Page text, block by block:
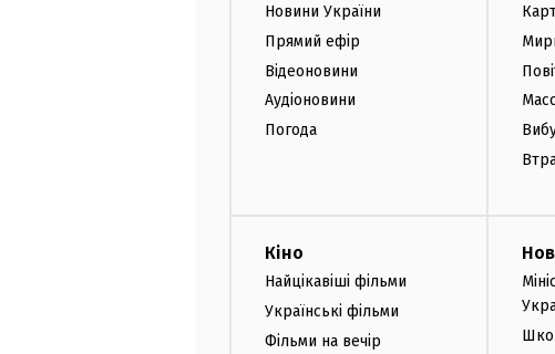
Новини України
Прямий ефір
Відеоновини
Аудіоновини
Погода
Кіно
Найцікавіші фільми
Українські фільми
Фільми на вечір